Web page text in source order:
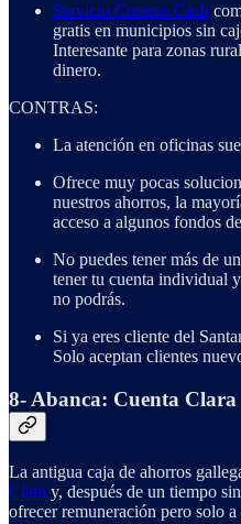
Servicio Correos Cash
gratis en municipios sin
Interesante para zonas
dinero.
CONTRAS:
La atención en oficinas
Ofrece muy pocas
nuestros ahorros, la
acceso a algunos fondos
No puedes tener más de
tener tu cuenta individual
no podrás.
Si ya eres cliente del
Solo aceptan clientes
8- Abanca: Cuenta Clara
La antigua caja de ahorros
Clara y, después de un tiempo
ofrecer remuneración pero solo